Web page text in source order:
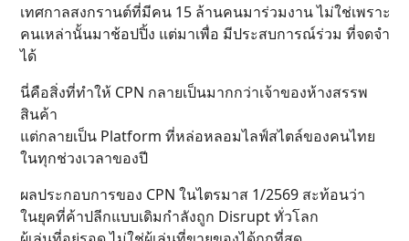
เทศกาลสงกรานต์ที่มีคน 15 ล้านคนมาร่วมงาน ไม่ใช่เพราะ
คนเหล่านั้นมาช้อปปิ้ง แต่มาเพื่อ มีประสบการณ์ร่วม ที่จดจำ
ได้
นี่คือสิ่งที่ทำให้ CPN กลายเป็นมากกว่าเจ้าของห้างสรรพ
สินค้า
แต่กลายเป็น Platform ที่หล่อหลอมไลฟ์สไตล์ของคนไทย
ในทุกช่วงเวลาของปี
ผลประกอบการของ CPN ในไตรมาส 1/2569 สะท้อนว่า
ในยุคที่ค้าปลีกแบบเดิมกำลังถูก Disrupt ทั่วโลก